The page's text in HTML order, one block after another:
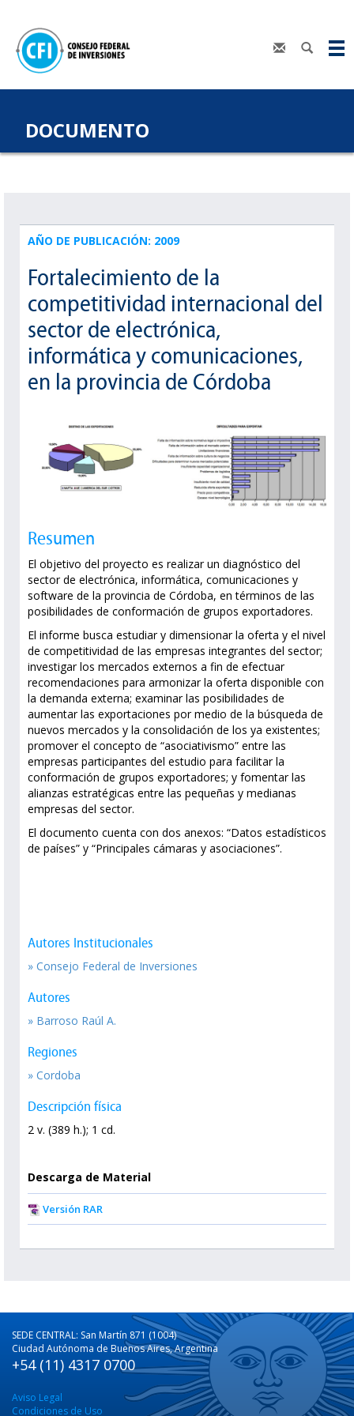
DOCUMENTO
AÑO DE PUBLICACIÓN: 2009
Fortalecimiento de la
competitividad internacional del
sector de electrónica,
informática y comunicaciones,
en la provincia de Córdoba
Resumen
El objetivo del proyecto es realizar un diagnóstico del
sector de electrónica, informática, comunicaciones y
software de la provincia de Córdoba, en términos de las
posibilidades de conformación de grupos exportadores.
El informe busca estudiar y dimensionar la oferta y el nivel
de competitividad de las empresas integrantes del sector;
investigar los mercados externos a fin de efectuar
recomendaciones para armonizar la oferta disponible con
la demanda externa; examinar las posibilidades de
aumentar las exportaciones por medio de la búsqueda de
nuevos mercados y la consolidación de los ya existentes;
promover el concepto de “asociativismo” entre las
empresas participantes del estudio para facilitar la
conformación de grupos exportadores; y fomentar las
alianzas estratégicas entre las pequeñas y medianas
empresas del sector.
El documento cuenta con dos anexos: “Datos estadísticos
de países” y “Principales cámaras y asociaciones”.
Autores Institucionales
» Consejo Federal de Inversiones
Autores
» Barroso Raúl A.
Regiones
» Cordoba
Descripción física
2 v. (389 h.); 1 cd.
Descarga de Material
Versión RAR
SEDE CENTRAL: San Martín 871 (1004)
Ciudad Autónoma de Buenos Aires, Argentina
+54 (11) 4317 0700
Aviso Legal
Condiciones de Uso